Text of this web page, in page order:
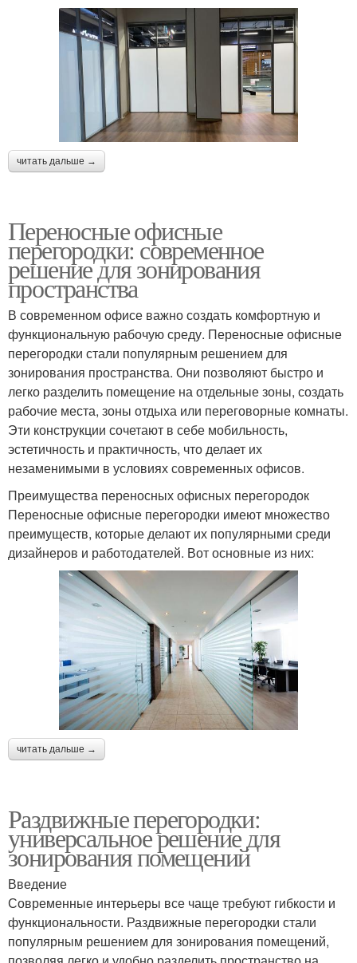
читать дальше →
Переносные офисные
перегородки: современное
решение для зонирования
пространства
В современном офисе важно создать комфортную и
функциональную рабочую среду. Переносные офисные
перегородки стали популярным решением для
зонирования пространства. Они позволяют быстро и
легко разделить помещение на отдельные зоны, создать
рабочие места, зоны отдыха или переговорные комнаты.
Эти конструкции сочетают в себе мобильность,
эстетичность и практичность, что делает их
незаменимыми в условиях современных офисов.
Преимущества переносных офисных перегородок
Переносные офисные перегородки имеют множество
преимуществ, которые делают их популярными среди
дизайнеров и работодателей. Вот основные из них:
читать дальше →
Раздвижные перегородки:
универсальное решение для
зонирования помещений
Введение
Современные интерьеры все чаще требуют гибкости и
функциональности. Раздвижные перегородки стали
популярным решением для зонирования помещений,